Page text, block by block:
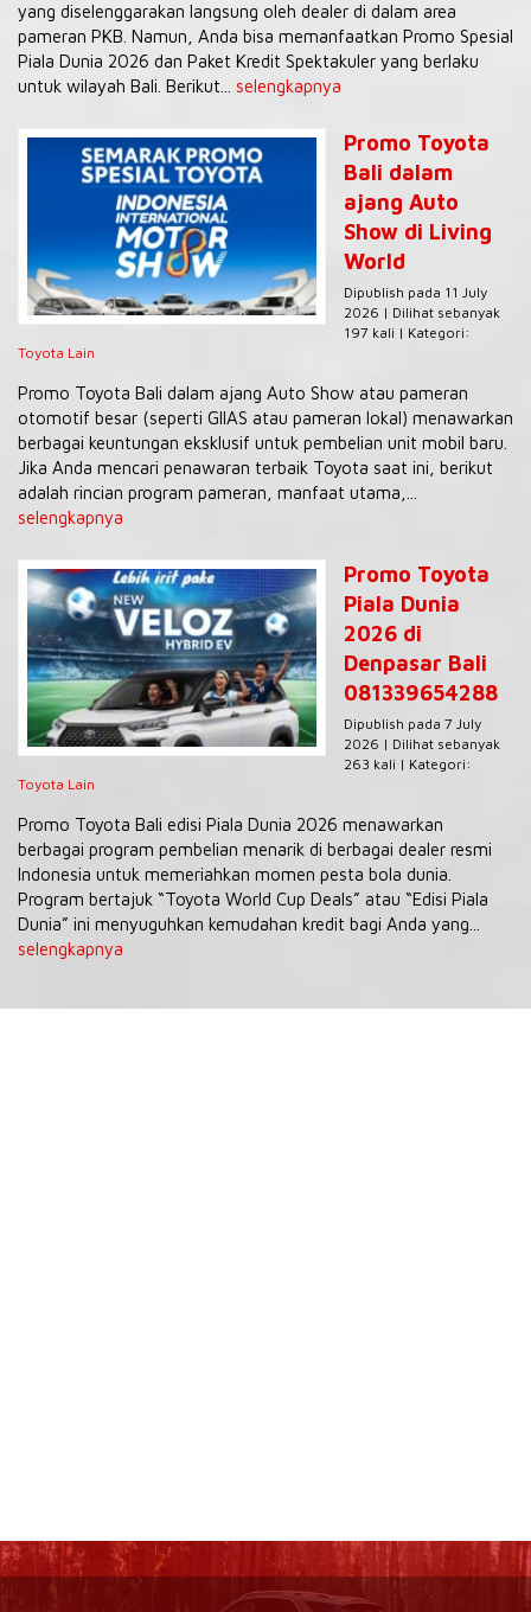
yang diselenggarakan langsung oleh dealer di dalam area
pameran PKB. Namun, Anda bisa memanfaatkan Promo Spesial
Piala Dunia 2026 dan Paket Kredit Spektakuler yang berlaku
untuk wilayah Bali. Berikut... selengkapnya
Promo Toyota
Bali dalam
ajang Auto
Show di Living
World
Dipublish pada 11 July
2026 | Dilihat sebanyak
197 kali | Kategori:
Toyota Lain
Promo Toyota Bali dalam ajang Auto Show atau pameran
otomotif besar (seperti GIIAS atau pameran lokal) menawarkan
berbagai keuntungan eksklusif untuk pembelian unit mobil baru.
Jika Anda mencari penawaran terbaik Toyota saat ini, berikut
adalah rincian program pameran, manfaat utama,...
selengkapnya
Promo Toyota
Piala Dunia
2026 di
Denpasar Bali
081339654288
Dipublish pada 7 July
2026 | Dilihat sebanyak
263 kali | Kategori:
Toyota Lain
Promo Toyota Bali edisi Piala Dunia 2026 menawarkan
berbagai program pembelian menarik di berbagai dealer resmi
Indonesia untuk memeriahkan momen pesta bola dunia.
Program bertajuk “Toyota World Cup Deals” atau “Edisi Piala
Dunia” ini menyuguhkan kemudahan kredit bagi Anda yang...
selengkapnya